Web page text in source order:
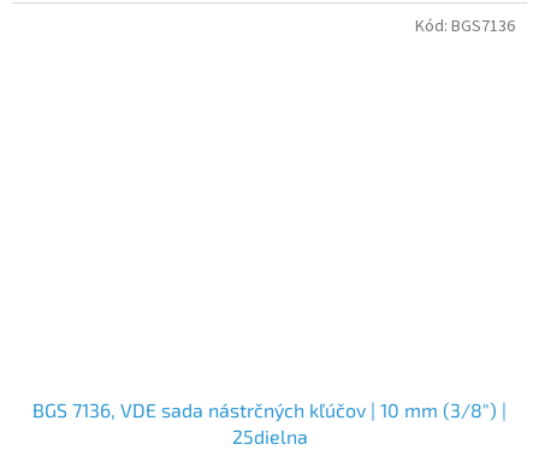
BGS 7136, VDE sada nástrčných kľúčov | 10 mm (3/8") |
25dielna
Kód: BGS7136